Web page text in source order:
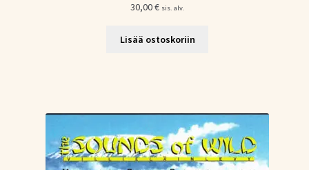
30,00€ sis. alv.
Lisää ostoskoriin